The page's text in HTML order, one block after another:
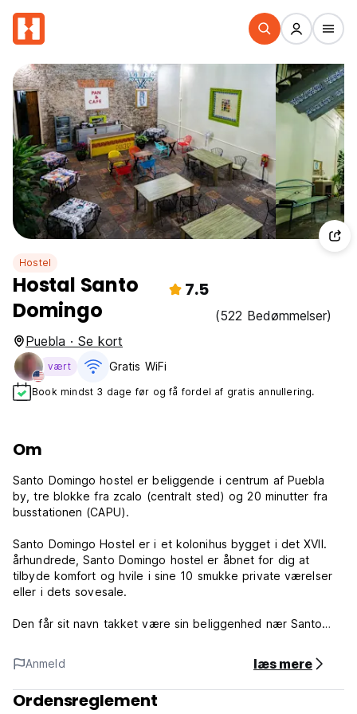
Hostel
Hostal Santo
Domingo
7.5
(522 Bedømmelser)
Puebla · Se kort
vært Gratis WiFi
Book mindst 3 dage før og få fordel af gratis annullering.
Om
Santo Domingo hostel er beliggende i centrum af Puebla
by, tre blokke fra zcalo (centralt sted) og 20 minutter fra
busstationen (CAPU).
Santo Domingo Hostel er i et kolonihus bygget i det XVII.
århundrede, Santo Domingo hostel er åbnet for dig at
tilbyde komfort og hvile i sine 10 smukke private værelser
eller i dets sovesale.
Den får sit navn takket være sin beliggenhed nær Santo
med sin smukke Capilla del Rosario, der betragtes som en
arkitektonisk juvel i Mexico og i verden.
Et af de aspekter, der kendetegner byen Puebla de los
Anmeld læs mere
Ordensreglement